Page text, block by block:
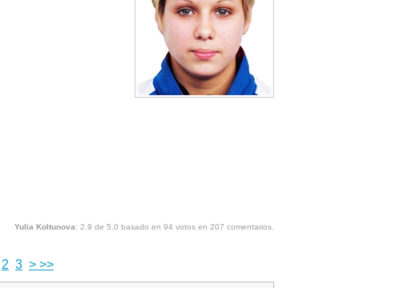
Yulia Koltunova: 2.9 de 5.0 basado en 94 votos en 207 comentarios.
2 3 > >>